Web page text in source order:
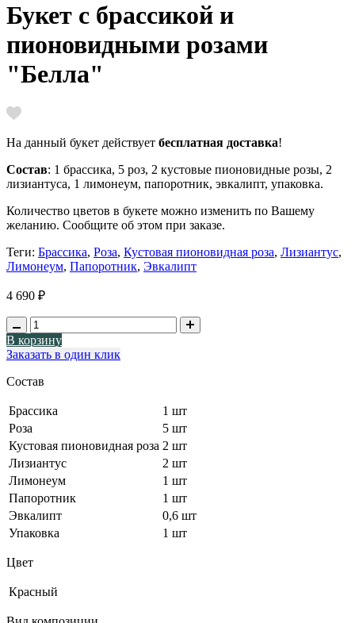
Букет с брассикой и
пионовидными розами
"Белла"
На данный букет действует бесплатная доставка!
Состав: 1 брассика, 5 роз, 2 кустовые пионовидные розы, 2
лизиантуса, 1 лимонеум, папоротник, эвкалипт, упаковка.
Количество цветов в букете можно изменить по Вашему
желанию. Сообщите об этом при заказе.
Теги: Брассика, Роза, Кустовая пионовидная роза, Лизиантус,
Лимонеум, Папоротник, Эвкалипт
4 690 ₽
В корзину
Заказать в один клик
Состав
Брассика
1 шт
Роза
5 шт
Кустовая пионовидная роза 2 шт
Лизиантус
2 шт
Лимонеум
1 шт
Папоротник
1 шт
Эвкалипт
0,6 шт
Упаковка
1 шт
Цвет
Красный